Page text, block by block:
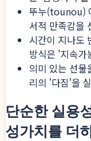
뚜누(tounou)
서적 만족감을
시간이 지나도
방식은 '지속가
의미 있는 선물
리의 '다짐'을
단순한 실용
성가치를 더